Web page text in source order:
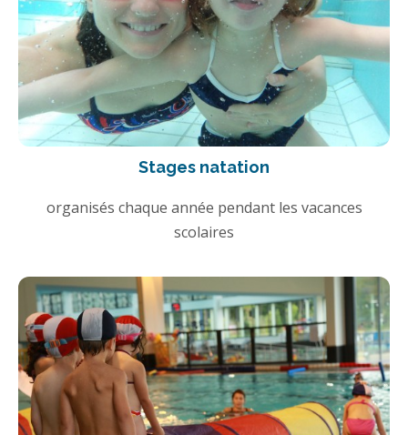
Stages natation
organisés chaque année pendant les vacances
scolaires